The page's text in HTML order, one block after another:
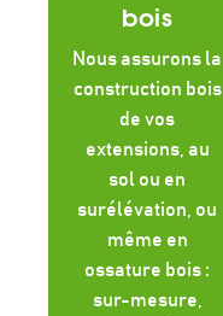
bois
Nous assurons la
construction bois
de vos
extensions, au
sol ou en
surélévation, ou
même en
ossature bois :
sur-mesure,